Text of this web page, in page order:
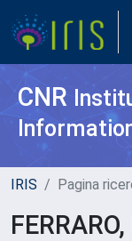
CNR
IRIS Pagina